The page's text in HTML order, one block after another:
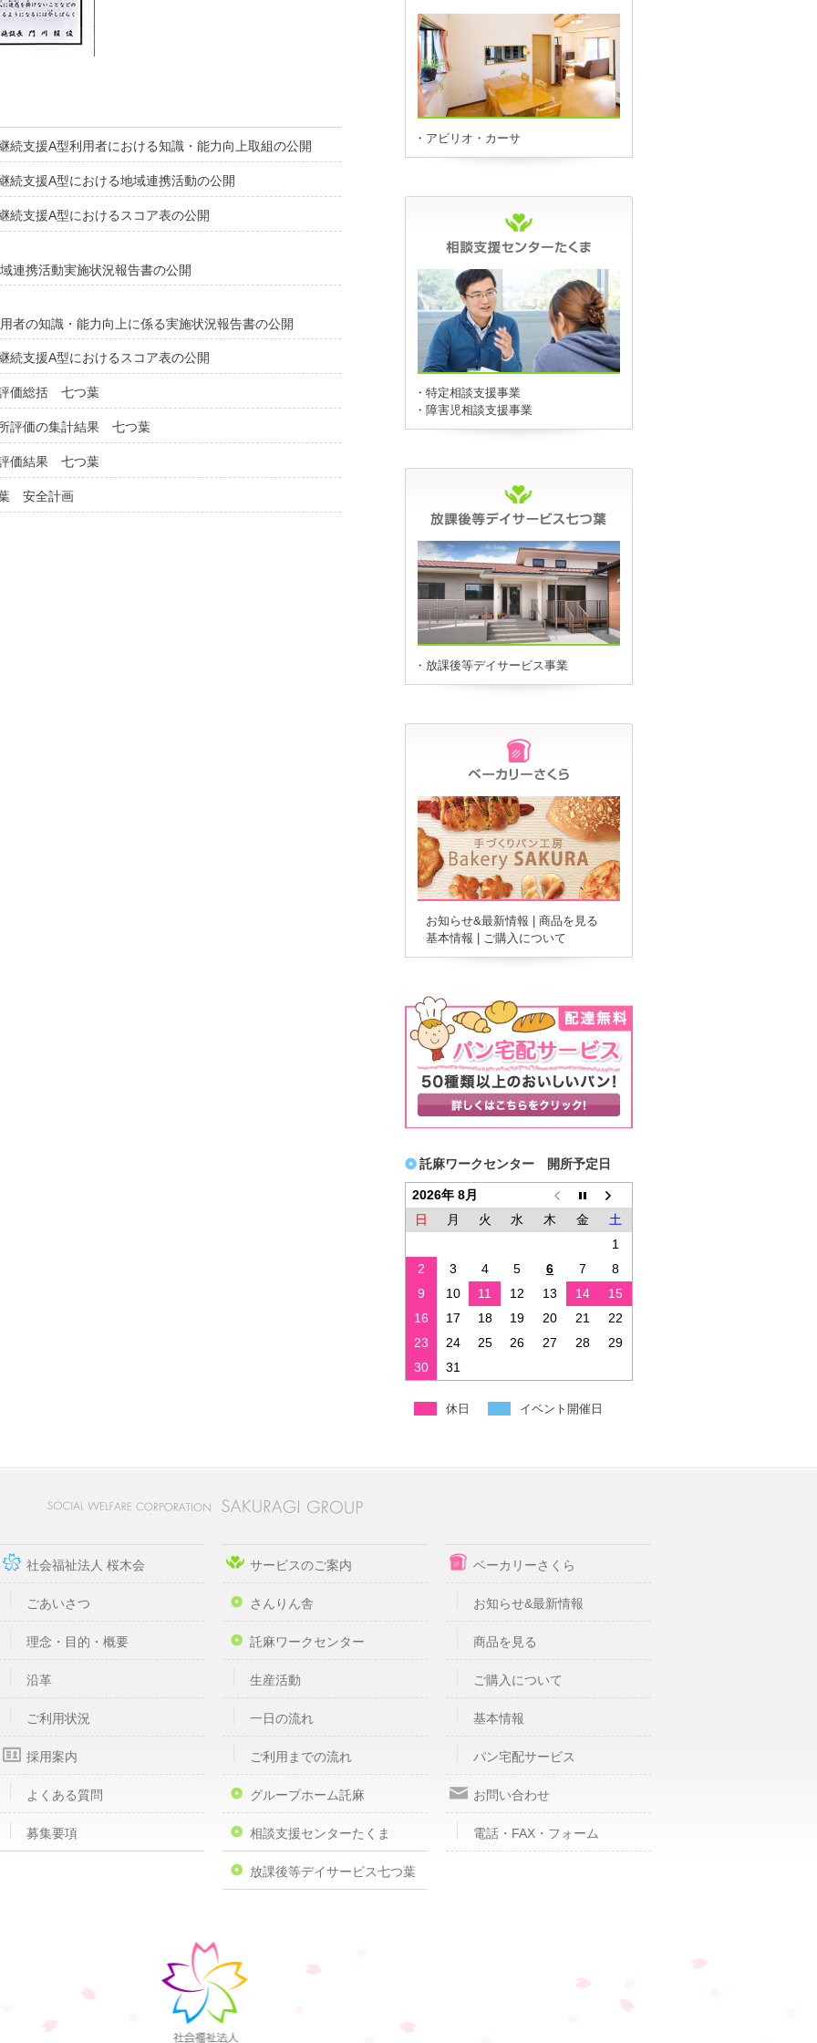
続支援A型利用者における知識・能力向上取組の公開
続支援A型における地域連携活動の公開
続支援A型におけるスコア表の公開
連携活動実施状況報告書の公開
者の知識・能力向上に係る実施状況報告書の公開
続支援A型におけるスコア表の公開
価総括 七つ葉
評価の集計結果 七つ葉
価結果 七つ葉
安全計画
・アビリオ・カーサ
・特定相談支援事業
・障害児相談支援事業
・放課後等デイサービス事業
お知らせ&最新情報
商品を見る
基本情報
ご購入について
託麻ワークセンター 開所予定日
2026年 8月
日
月 火 水 木 金
土
1
2
3 4 5 6 7
8
9
10 11 12 13 14
15
16
17 18 19 20 21
22
23
24 25 26 27 28
29
30
31
休日 イベント開催日
社会福祉法人 桜木会
ごあいさつ
理念・目的・概要
沿革
ご利用状況
採用案内
よくある質問
募集要項
サービスのご案内
さんりん舎
託麻ワークセンター
生産活動
一日の流れ
ご利用までの流れ
グループホーム託麻
相談支援センターたくま
放課後等デイサービス七つ葉
ベーカリーさくら
お知らせ&最新情報
商品を見る
ご購入について
基本情報
パン宅配サービス
お問い合わせ
電話・FAX・フォーム